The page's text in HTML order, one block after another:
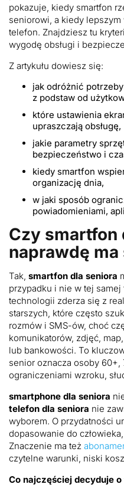
pokazuje, kiedy smartfon
seniorowi, a kiedy
telefon. Znajdziesz tu
wygodę obsługi i
Z artykułu dowiesz się:
jak odróżnić
z podstaw od
które ustawienia
upraszczają obsługę,
jakie parametry
bezpieczeństwo i
kiedy smartfon
organizację dnia,
w jaki sposób
powiadomieniami,
Czy smartfon
naprawdę ma
Tak, smartfon dla seniora
przypadku i nie w tej
technologii zderza się z
starszych, które często
rozmów i SMS-ów, choć
komunikatorów, zdjęć,
lub bankowości. To
senior oznacza osoby
ograniczeniami wzroku,
smartphone dla seniora
telefon dla seniora nie
wyborem. O przydatności
dopasowanie do
Znaczenie ma też
czytelne warunki, niski
Co najczęściej decyduje